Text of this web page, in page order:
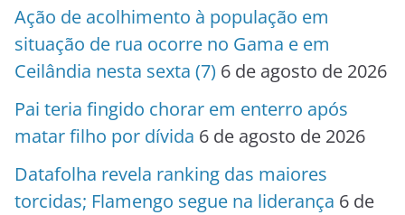
Ação de acolhimento à população em
situação de rua ocorre no Gama e em
Ceilândia nesta sexta (7) 6 de agosto de 2026
Pai teria fingido chorar em enterro após
matar filho por dívida 6 de agosto de 2026
Datafolha revela ranking das maiores
torcidas; Flamengo segue na liderança 6 de